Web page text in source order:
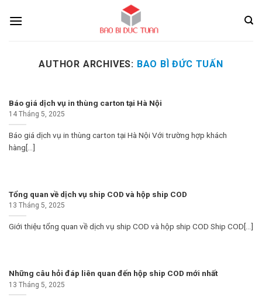
AUTHOR ARCHIVES: BAO BÌ ĐỨC TUẤN
Báo giá dịch vụ in thùng carton tại Hà Nội
14 Tháng 5, 2025
Báo giá dịch vụ in thùng carton tại Hà Nội Với trường hợp khách
hàng[...]
Tổng quan về dịch vụ ship COD và hộp ship COD
13 Tháng 5, 2025
Giới thiệu tổng quan về dịch vụ ship COD và hộp ship COD Ship COD[...]
Những câu hỏi đáp liên quan đến hộp ship COD mới nhất
13 Tháng 5, 2025